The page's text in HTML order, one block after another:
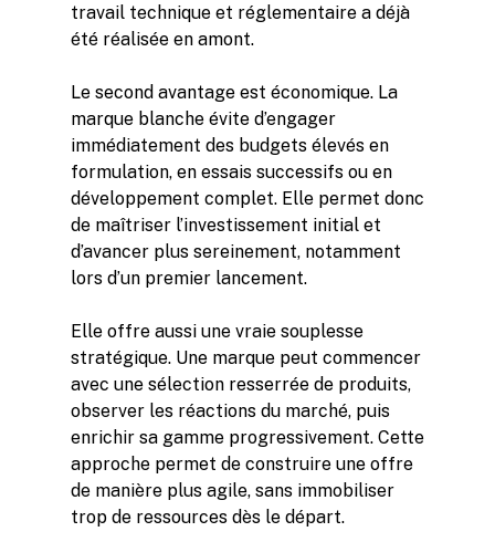
travail technique et réglementaire a déjà
été réalisée en amont.
Le second avantage est économique. La
marque blanche évite d’engager
immédiatement des budgets élevés en
formulation, en essais successifs ou en
développement complet. Elle permet donc
de maîtriser l’investissement initial et
d’avancer plus sereinement, notamment
lors d’un premier lancement.
Elle offre aussi une vraie souplesse
stratégique. Une marque peut commencer
avec une sélection resserrée de produits,
observer les réactions du marché, puis
enrichir sa gamme progressivement. Cette
approche permet de construire une offre
de manière plus agile, sans immobiliser
trop de ressources dès le départ.